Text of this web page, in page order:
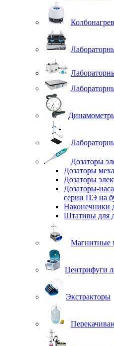
Дозаторы
Дозаторы
Дозаторы
Дозаторы-
серии ПЭ на
Наконечники
Штативы для
Магнитные
Центрифуги
Экстракторы